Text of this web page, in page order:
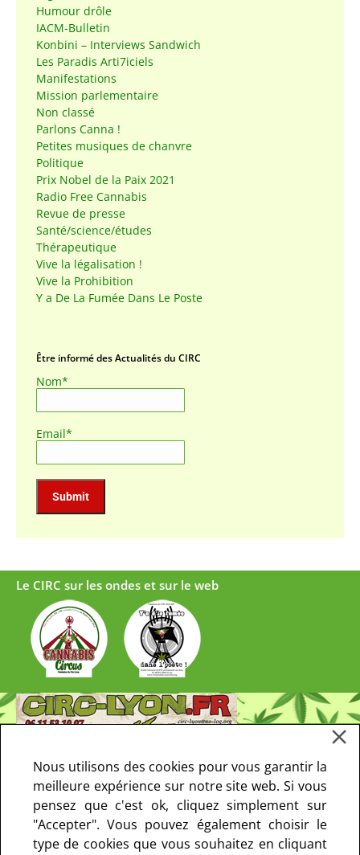
Humour drôle
IACM-Bulletin
Konbini – Interviews Sandwich
Les Paradis Arti7iciels
Manifestations
Mission parlementaire
Non classé
Parlons Canna !
Petites musiques de chanvre
Politique
Prix Nobel de la Paix 2021
Radio Free Cannabis
Revue de presse
Santé/science/études
Thérapeutique
Vive la légalisation !
Vive la Prohibition
Y a De La Fumée Dans Le Poste
Être informé des Actualités du CIRC
Nom*
Email*
Le CIRC sur les ondes et sur le web
Nous utilisons des cookies pour vous garantir la
meilleure expérience sur notre site web. Si vous
pensez que c'est ok, cliquez simplement sur
"Accepter". Vous pouvez également choisir le
type de cookies que vous souhaitez en cliquant